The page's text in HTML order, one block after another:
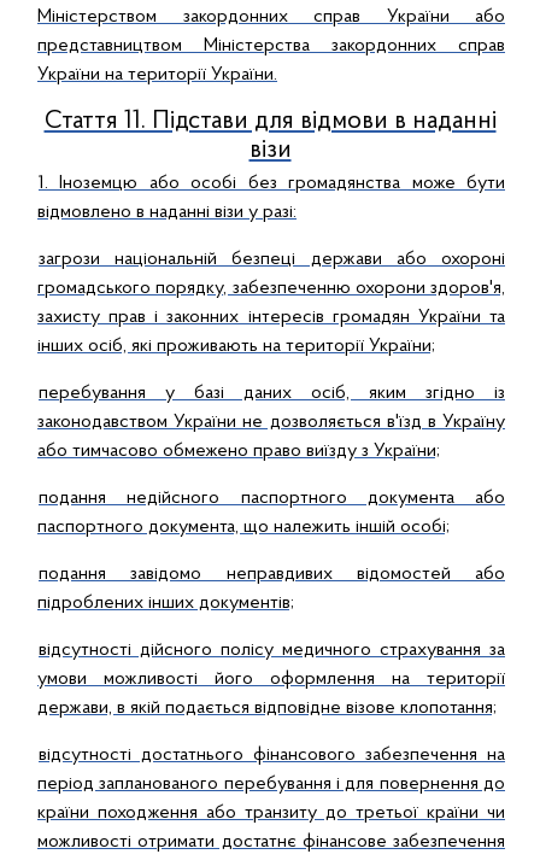
Міністерством закордонних справ України або
представництвом Міністерства закордонних справ
України на території України.
Стаття 11. Підстави для відмови в наданні
візи
1. Іноземцю або особі без громадянства може бути
відмовлено в наданні візи у разі:
загрози національній безпеці держави або охороні
громадського порядку, забезпеченню охорони здоров'я,
захисту прав і законних інтересів громадян України та
інших осіб, які проживають на території України;
перебування у базі даних осіб, яким згідно із
законодавством України не дозволяється в'їзд в Україну
або тимчасово обмежено право виїзду з України;
подання недійсного паспортного документа або
паспортного документа, що належить іншій особі;
подання завідомо неправдивих відомостей або
підроблених інших документів;
відсутності дійсного полісу медичного страхування за
умови можливості його оформлення на території
держави, в якій подається відповідне візове клопотання;
відсутності достатнього фінансового забезпечення на
період запланованого перебування і для повернення до
країни походження або транзиту до третьої країни чи
можливості отримати достатнє фінансове забезпечення